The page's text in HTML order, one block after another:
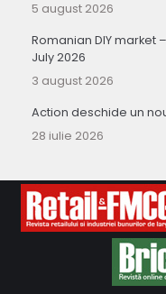
5 august 2026
Romanian DIY market
July 2026
3 august 2026
Action deschide un
28 iulie 2026